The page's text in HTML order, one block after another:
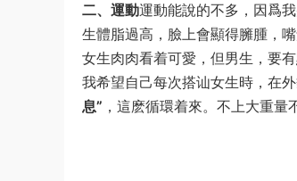
二、運動運動能說的不多，因爲
生體脂過高，臉上會顯得臃腫，嘴
女生肉肉看着可愛，但男生，要
我希望自己每次搭讪女生時，在
息” ，這麽循環着來。不上大重